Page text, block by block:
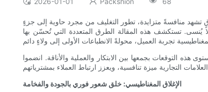
تشهد منافسةً متزايدة، تطور التغليف من مجرد حاوية إلى جزءٍ
لا يُنسى. تستكشف هذه المقالة الطرق المتعددة التي تُحسّن بها
التوقعات بجمعها بين الابتكار والعملية والأناقة. انضموا
الإغلاق المغناطيسي: خلق شعور فوري بالجودة والفخامة